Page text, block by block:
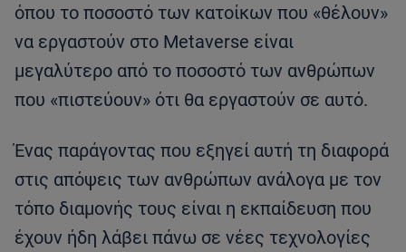
όπου το ποσοστό των κατοίκων που «θέλουν»
να εργαστούν στο Metaverse είναι
μεγαλύτερο από το ποσοστό των ανθρώπων
που «πιστεύουν» ότι θα εργαστούν σε αυτό.
Ένας παράγοντας που εξηγεί αυτή τη διαφορά
στις απόψεις των ανθρώπων ανάλογα με τον
τόπο διαμονής τους είναι η εκπαίδευση που
έχουν ήδη λάβει πάνω σε νέες τεχνολογίες